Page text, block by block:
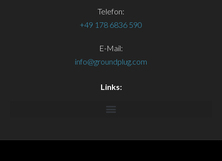
Telefon:
+49 178 6836 590
E-Mail:
info@groundplug.com
Links: